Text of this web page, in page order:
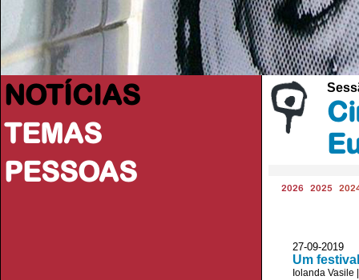
NOTÍCIAS
TEMAS
PESSOAS
2026 2025
27-09-2019
Um
Iolanda Vasile